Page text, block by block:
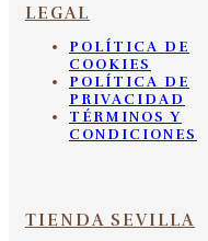
LEGAL
POLÍTICA DE
COOKIES
POLÍTICA DE
PRIVACIDAD
TÉRMINOS Y
CONDICIONES
TIENDA SEVILLA